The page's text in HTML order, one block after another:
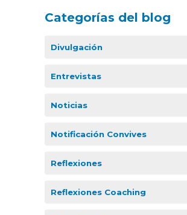
Categorías del blog
Divulgación
Entrevistas
Noticias
Notificación Convives
Reflexiones
Reflexiones Coaching